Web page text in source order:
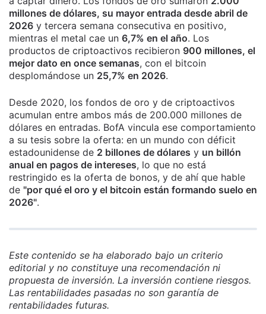
millones de dólares, su mayor entrada desde abril de
2026 y tercera semana consecutiva en positivo,
mientras el metal cae un 6,7% en el año. Los
productos de criptoactivos recibieron 900 millones, el
mejor dato en once semanas, con el bitcoin
desplomándose un 25,7% en 2026.
Desde 2020, los fondos de oro y de criptoactivos
acumulan entre ambos más de 200.000 millones de
dólares en entradas. BofA vincula ese comportamiento
a su tesis sobre la oferta: en un mundo con déficit
estadounidense de 2 billones de dólares y un billón
anual en pagos de intereses, lo que no está
restringido es la oferta de bonos, y de ahí que hable
de "por qué el oro y el bitcoin están formando suelo en
2026".
Este contenido se ha elaborado bajo un criterio
editorial y no constituye una recomendación ni
propuesta de inversión. La inversión contiene riesgos.
Las rentabilidades pasadas no son garantía de
rentabilidades futuras.